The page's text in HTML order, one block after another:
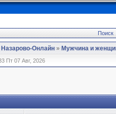
Поиск
Онлайн»Мужчина и
Пт 07 Авг, 2026